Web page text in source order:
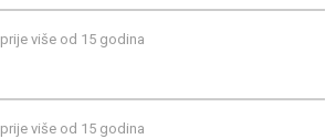
prije više od 15 godina
prije više od 15 godina